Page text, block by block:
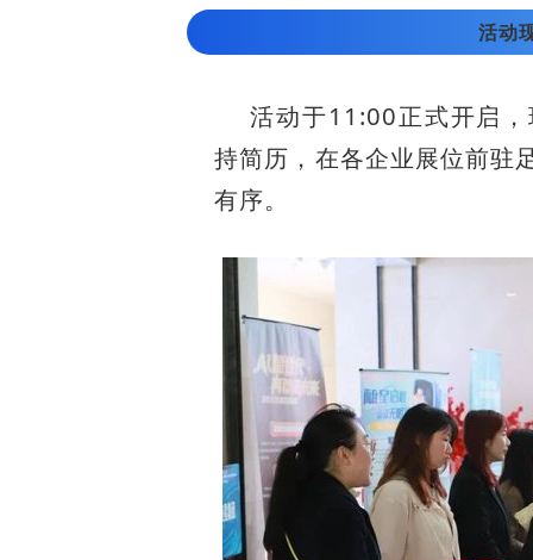
活动
活动于11:00正式开启
持简历，在各企业展位前驻
有序。